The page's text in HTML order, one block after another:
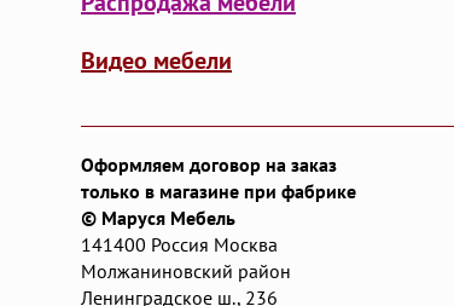
Видео мебели
Оформляем договор на заказ
только в магазине при фабрике
© Маруся Мебель
141400 Россия Москва
Молжаниновский район
Ленинградское ш., 236